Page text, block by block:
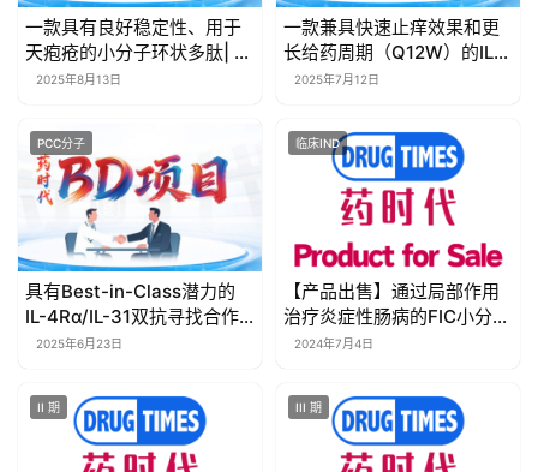
专
区
彩
活
动
B
D
投
融
平
登录
一款具有良好稳定性、用于
天疱疮的小分子环状多肽| 药
时代BD项目
2025年8月13日
一款兼具快速止痒效果和更
长给药周期（Q12W）的IL-
31Rα抗体 | 药时代BD项目
2025年7月12日
PCC分子
具有Best-in-Class潜力的
IL-4Rα/IL-31双抗寻找合作
伙伴 | 药时代BD项目
2025年6月23日
临床IND
【产品出售】通过局部作用
治疗炎症性肠病的FIC小分子
创新药寻求合作
2024年7月4日
II 期 III 期